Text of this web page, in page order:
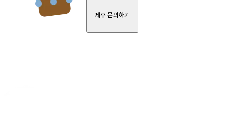
제휴 문의하기